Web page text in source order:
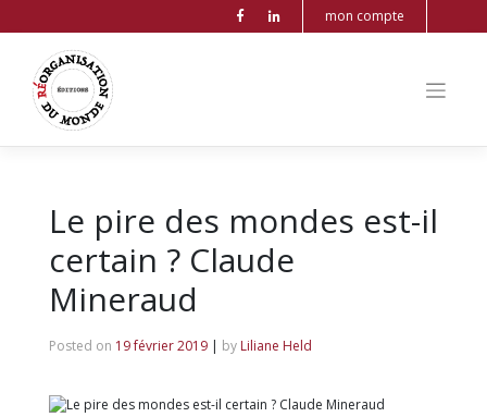
mon compte
Le pire des mondes est-il
certain ? Claude
Mineraud
Posted on 19 février 2019 | by Liliane Held